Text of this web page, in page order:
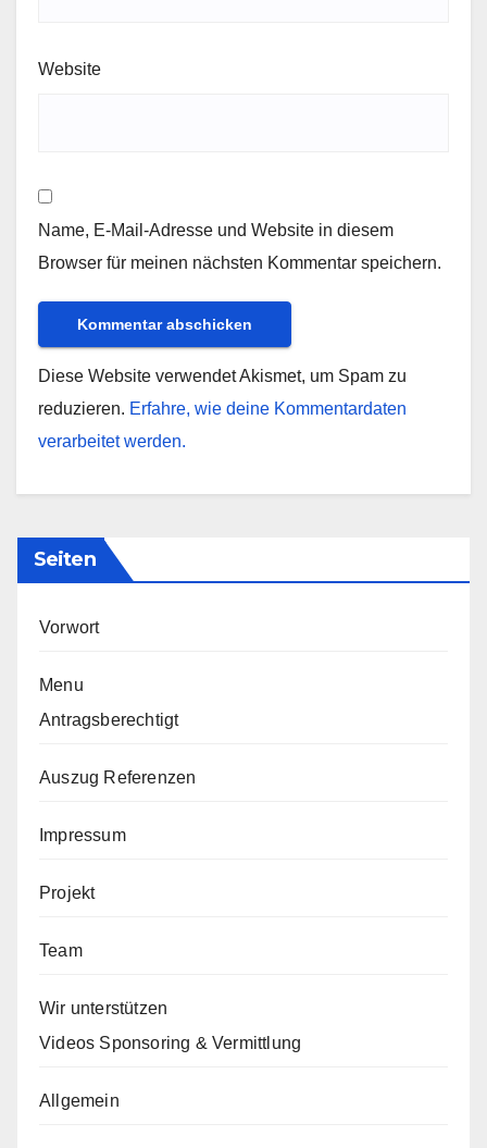
Website
Name, E-Mail-Adresse und Website in diesem
Browser für meinen nächsten Kommentar speichern.
Diese Website verwendet Akismet, um Spam zu
reduzieren. Erfahre, wie deine Kommentardaten
verarbeitet werden.
Seiten
Vorwort
Menu
Antragsberechtigt
Auszug Referenzen
Impressum
Projekt
Team
Wir unterstützen
Videos Sponsoring & Vermittlung
Allgemein